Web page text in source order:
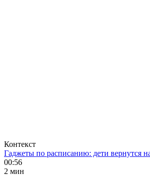
Контекст
Гаджеты по расписанию: дети вернутся
00:56
2 мин